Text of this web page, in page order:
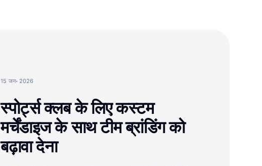
15 जन॰ 2026
स्पोर्ट्स क्लब के लिए कस्टम
मर्चेंडाइज के साथ टीम ब्रांडिंग को
बढ़ावा देना